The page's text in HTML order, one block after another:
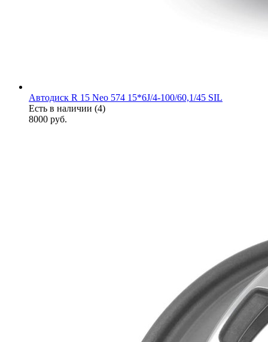
Автодиск R 15 Neo 574 15*6J/4-100/60,1/45 SIL
Есть в наличии (4)
8000 руб.